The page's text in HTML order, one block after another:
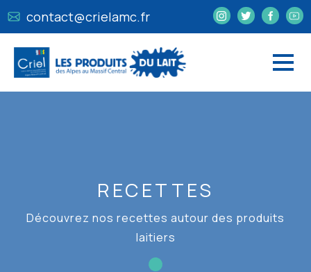
contact@crielamc.fr
RECETTES
Découvrez nos recettes autour des produits
laitiers